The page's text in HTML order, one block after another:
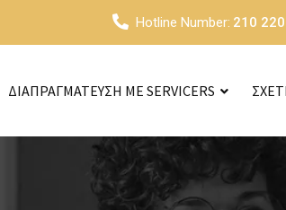
Hotline Number: 210
ΔΙΑΠΡΑΓΜΑΤΕΥΣΗ ΜΕ SERVICERS